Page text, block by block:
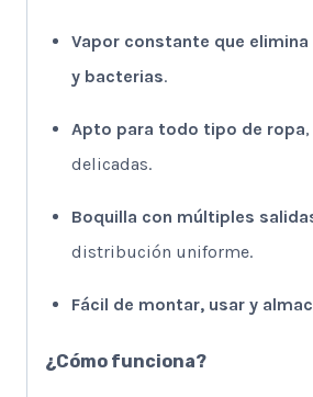
Vapor constante que
y bacterias.
Apto para todo tipo de ropa
delicadas.
Boquilla con múltiples
distribución uniforme.
Fácil de montar, usar y
¿Cómo funciona?